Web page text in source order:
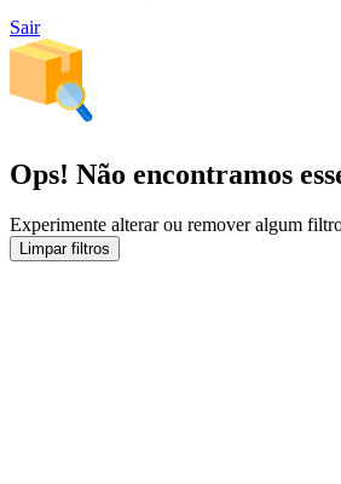
Sair
Ops! Não encontramos
Experimente alterar ou remover algum
Limpar filtros